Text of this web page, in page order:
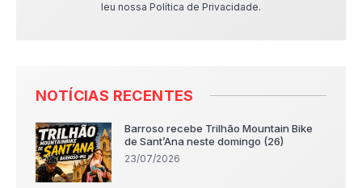
leu nossa Política de Privacidade.
NOTÍCIAS RECENTES
Barroso recebe Trilhão Mountain Bike
de Sant’Ana neste domingo (26)
23/07/2026